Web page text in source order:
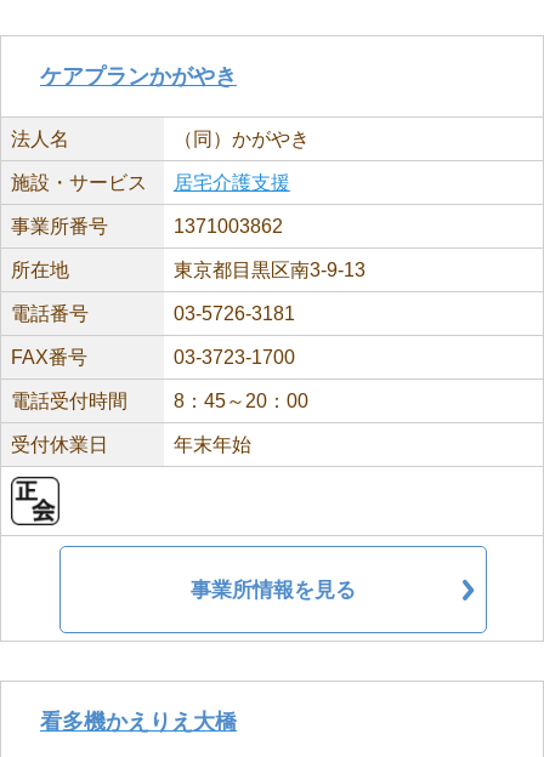
ケアプランかがやき
法人名 （同）かがやき
施設・サービス 居宅介護支援
事業所番号 1371003862
所在地 東京都目黒区南3-9-13
電話番号 03-5726-3181
FAX番号 03-3723-1700
電話受付時間 8：45～20：00
受付休業日 年末年始
事業所情報を見る
看多機かえりえ大橋